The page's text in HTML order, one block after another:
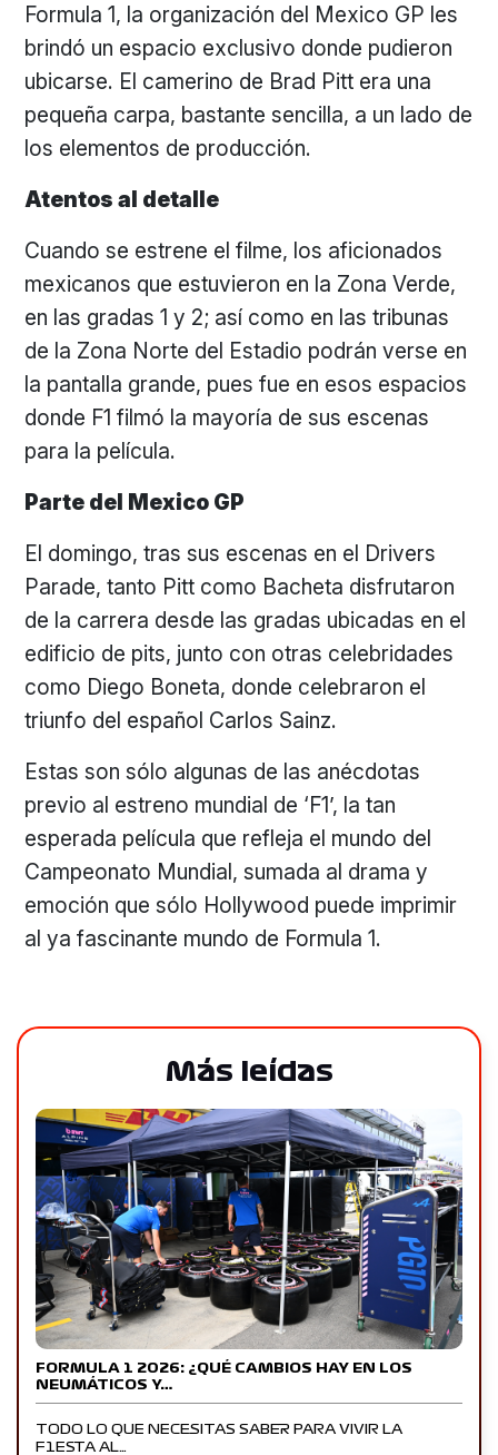
Formula 1, la organización del Mexico GP les
brindó un espacio exclusivo donde pudieron
ubicarse. El camerino de Brad Pitt era una
pequeña carpa, bastante sencilla, a un lado de
los elementos de producción.
Atentos al detalle
Cuando se estrene el filme, los aficionados
mexicanos que estuvieron en la Zona Verde,
en las gradas 1 y 2; así como en las tribunas
de la Zona Norte del Estadio podrán verse en
la pantalla grande, pues fue en esos espacios
donde F1 filmó la mayoría de sus escenas
para la película.
Parte del Mexico GP
El domingo, tras sus escenas en el Drivers
Parade, tanto Pitt como Bacheta disfrutaron
de la carrera desde las gradas ubicadas en el
edificio de pits, junto con otras celebridades
como Diego Boneta, donde celebraron el
triunfo del español Carlos Sainz.
Estas son sólo algunas de las anécdotas
previo al estreno mundial de ‘F1’, la tan
esperada película que refleja el mundo del
Campeonato Mundial, sumada al drama y
emoción que sólo Hollywood puede imprimir
al ya fascinante mundo de Formula 1.
Más leídas
FORMULA 1 2026: ¿QUÉ CAMBIOS HAY EN LOS
NEUMÁTICOS Y…
TODO LO QUE NECESITAS SABER PARA VIVIR LA
F1ESTA AL…